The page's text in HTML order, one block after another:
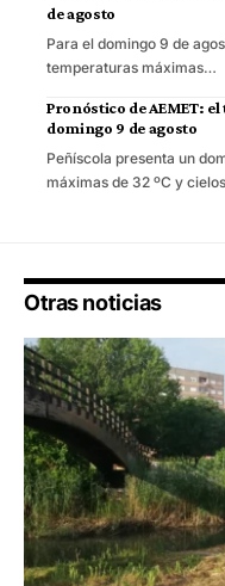
de agosto
Para el domingo 9 de
temperaturas máximas…
Pronóstico de AEMET:
domingo 9 de agosto
Peñíscola presenta un
máximas de 32 ºC y
Otras noticias